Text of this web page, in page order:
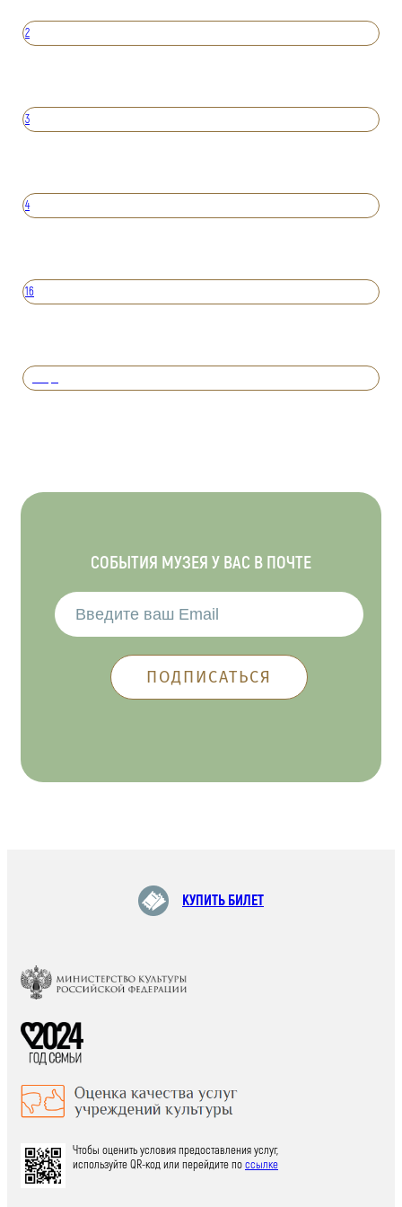
2
3
4
16
СОБЫТИЯ МУЗЕЯ У ВАС В ПОЧТЕ
КУПИТЬ БИЛЕТ
Чтобы оценить условия предоставления услуг,
используйте QR-код или перейдите поссылке